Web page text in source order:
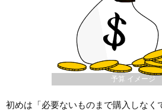
予算 イメージ
初めは「必要ないものまで購入しなく